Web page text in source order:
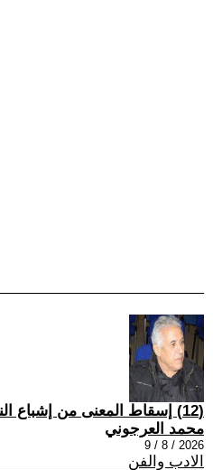
(12) إسقاط المعنى من إشباع النفس والمُنى
محمد العرجوني
2026 / 8 / 9
الادب والفن